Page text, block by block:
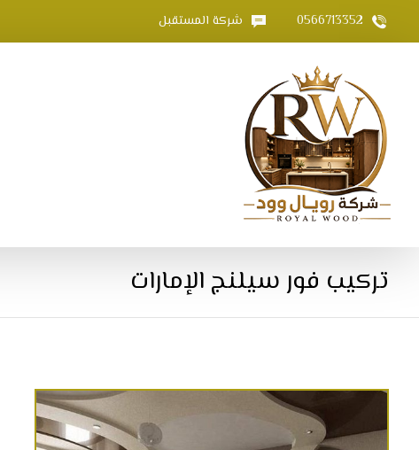
0566713352 شركة المستقبل
تركيب فور سيلنج الإمارات